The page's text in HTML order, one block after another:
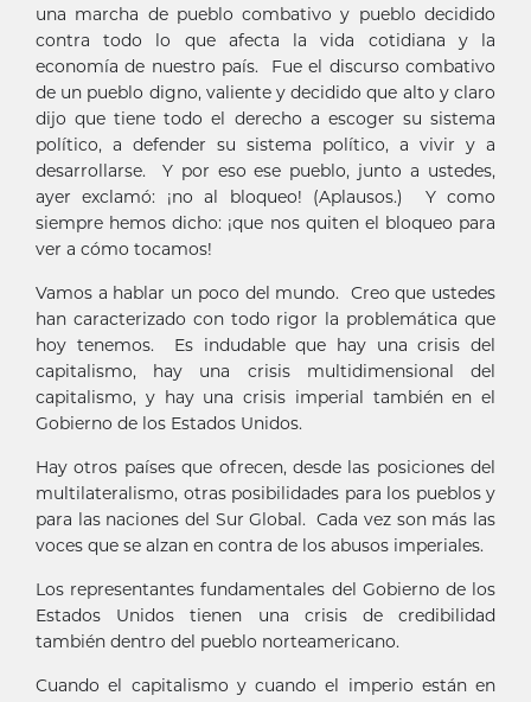
una marcha de pueblo combativo y pueblo decidido
contra todo lo que afecta la vida cotidiana y la
economía de nuestro país. Fue el discurso combativo
de un pueblo digno, valiente y decidido que alto y claro
dijo que tiene todo el derecho a escoger su sistema
político, a defender su sistema político, a vivir y a
desarrollarse. Y por eso ese pueblo, junto a ustedes,
ayer exclamó: ¡no al bloqueo! (Aplausos.) Y como
siempre hemos dicho: ¡que nos quiten el bloqueo para
ver a cómo tocamos!
Vamos a hablar un poco del mundo. Creo que ustedes
han caracterizado con todo rigor la problemática que
hoy tenemos. Es indudable que hay una crisis del
capitalismo, hay una crisis multidimensional del
capitalismo, y hay una crisis imperial también en el
Gobierno de los Estados Unidos.
Hay otros países que ofrecen, desde las posiciones del
multilateralismo, otras posibilidades para los pueblos y
para las naciones del Sur Global. Cada vez son más las
voces que se alzan en contra de los abusos imperiales.
Los representantes fundamentales del Gobierno de los
Estados Unidos tienen una crisis de credibilidad
también dentro del pueblo norteamericano.
Cuando el capitalismo y cuando el imperio están en